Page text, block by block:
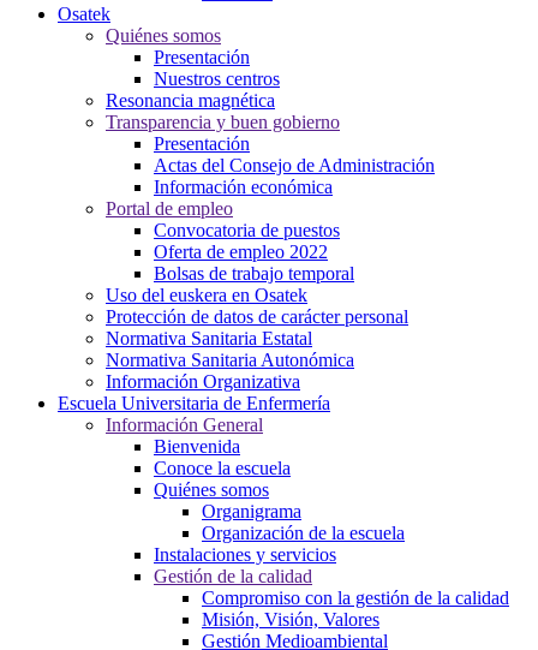
Osatek
Quiénes somos
Presentación
Nuestros centros
Resonancia magnética
Transparencia y buen gobierno
Presentación
Actas del Consejo de Administración
Información económica
Portal de empleo
Convocatoria de puestos
Oferta de empleo 2022
Bolsas de trabajo temporal
Uso del euskera en Osatek
Protección de datos de carácter personal
Normativa Sanitaria Estatal
Normativa Sanitaria Autonómica
Información Organizativa
Escuela Universitaria de Enfermería
Información General
Bienvenida
Conoce la escuela
Quiénes somos
Organigrama
Organización de la escuela
Instalaciones y servicios
Gestión de la calidad
Compromiso con la gestión de la calidad
Misión, Visión, Valores
Gestión Medioambiental